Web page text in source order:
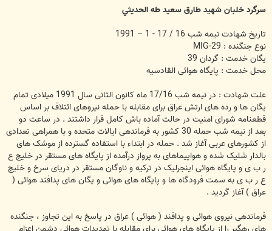
سرگرد خلبان شهید طارق سعيد طه الحديثي
تاریخ شهادت نیمه شب 16 / 17 - 1 – 1991
نوع جنگنده : MIG-29
یگان خدمت : گردان 39
محل خدمت : پایگاه هوائی القادسیه
علت شهادت : در نیمه شب 17/16 ماه کانون الثانی سال 1991 میلادی تمام
یگان ها و رده های ارتش عراق برای مقابله با حمله نیروهای ائتلاف بر اساس
قطعنامه شورای امنیت در حالت آماده باش کامل قرار داشتند . در ساعت دو
بعد از نیمه شب حمله 30 کشور به فرماندهی ایالات متحده و با همراهی تعدادی
از کشورهای عربی آغاز شد . حمله در ابتداء با استفاده گسترده از موشک های
بالدار شلیک شده و هواپیماهای به پرواز درآمده از پایگاه های مستقر در خلیج ع
ر ب ی و پایگاه هوائی اینجرلیک در ترکیه و ناوگان مستقر در دریای سرخ و خلیج
ع ر ب ی به سمت فرودگاه ها و پایگاه های هوائی و یگان های پدافند هوائی (
عراق ) آغاز گردید .
فرماندهی نیروی هوائی و پدافند ( هوائی ) عراق در پاسخ به این تجاوز ، جنگنده